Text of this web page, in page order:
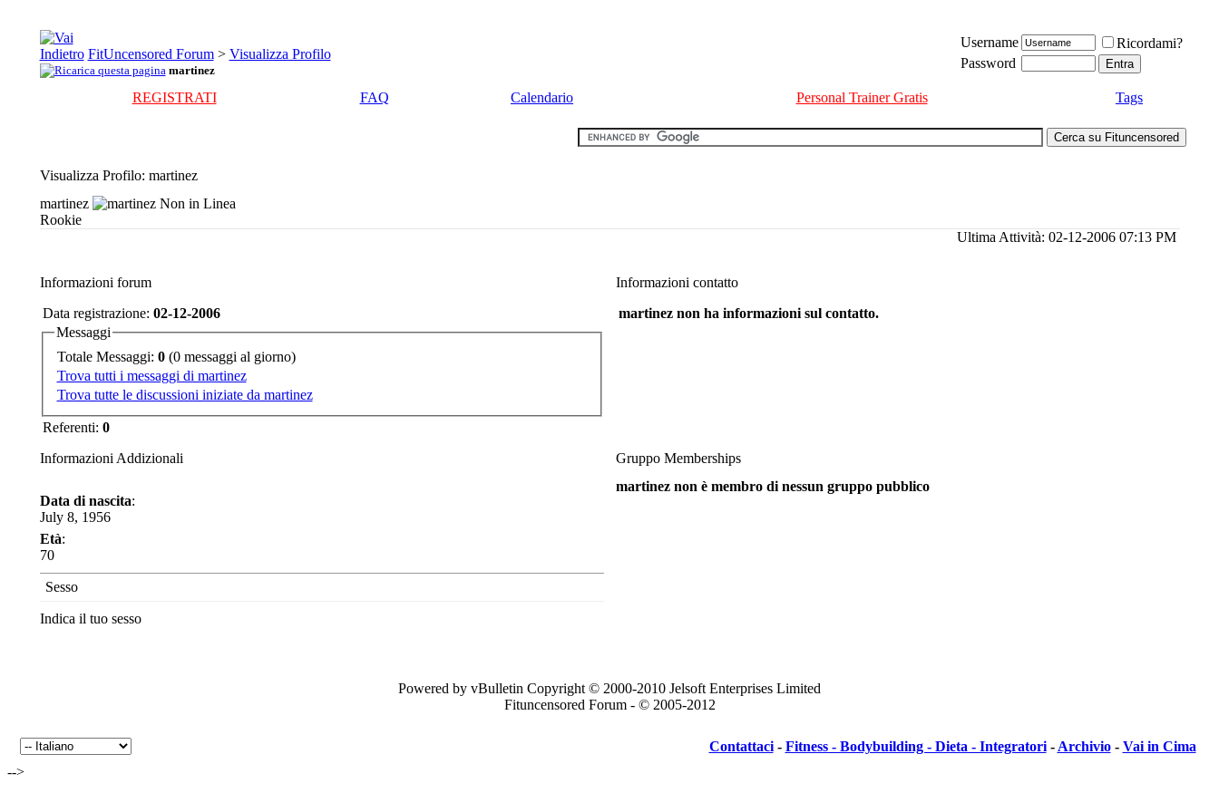
FitUncensored Forum > Visualizza Profilo
martinez
Username
Ricordami?
Password
REGISTRATI FAQ Calendario Personal Trainer Gratis Tags
Visualizza Profilo: martinez
martinez
Rookie
Ultima Attività: 02-12-2006 07:13 PM
Informazioni forum
Informazioni contatto
Data registrazione: 02-12-2006
Messaggi
Totale Messaggi: 0(0 messaggi al giorno)
Trova tutti i messaggi di martinez
Trova tutte le discussioni iniziate da martinez
Referenti: 0
martinez non ha informazioni sul contatto.
Informazioni Addizionali Gruppo Memberships
Data di nascita:
July 8, 1956
Età:
70
Sesso
Indica il tuo sesso
martinez non è membro di nessun gruppo pubblico
Powered by vBulletin Copyright © 2000-2010 Jelsoft Enterprises Limited
Fituncensored Forum - © 2005-2012
Contattaci- Fitness - Bodybuilding - Dieta - Integratori- Archivio- Vai in Cima
-->